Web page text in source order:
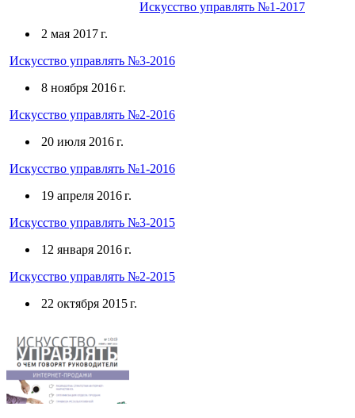
Искусство управлять №1-2017
2 мая 2017 г.
Искусство управлять №3-2016
8 ноября 2016 г.
Искусство управлять №2-2016
20 июля 2016 г.
Искусство управлять №1-2016
19 апреля 2016 г.
Искусство управлять №3-2015
12 января 2016 г.
Искусство управлять №2-2015
22 октября 2015 г.